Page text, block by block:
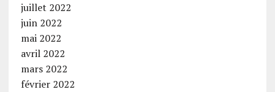
juillet 2022
juin 2022
mai 2022
avril 2022
mars 2022
février 2022